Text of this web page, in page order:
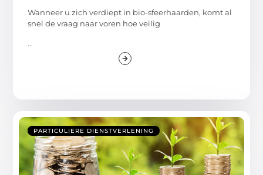
Wanneer u zich verdiept in bio-sfeerhaarden, komt al
snel de vraag naar voren hoe veilig
...
PARTICULIERE DIENSTVERLENING